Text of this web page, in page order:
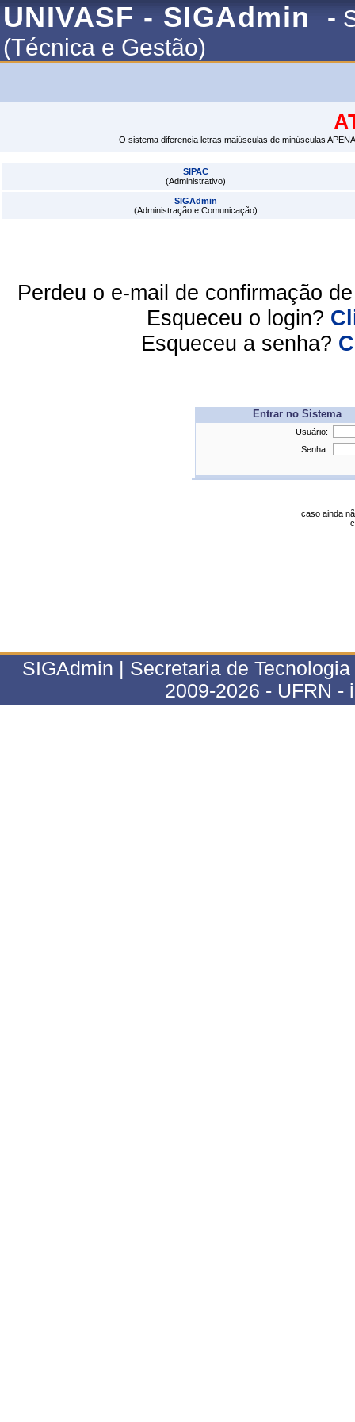
UNIVASF - SIGAdmin -
(Técnica e Gestão)
O sistema diferencia letras maiúsculas de minúsculas
SIPAC
(Administrativo)
SIGAdmin
(Administração e Comunicação)
Perdeu o e-mail de confirmação
Esqueceu o login?
Esqueceu a senha?
Entrar no Sistema
Usuário:
Senha:
caso ainda
SIGAdmin | Secretaria de
2009-2026 - UFRN